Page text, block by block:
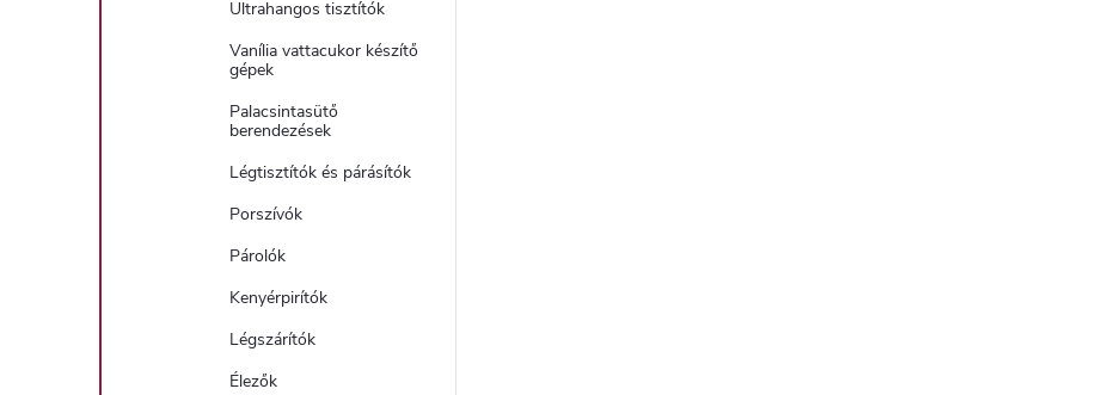
Ultrahangos tisztítók
Vanília vattacukor készítő
gépek
Palacsintasütő
berendezések
Légtisztítók és párásítók
Porszívók
Párolók
Kenyérpirítók
Légszárítók
Élezők